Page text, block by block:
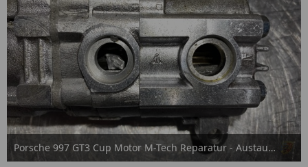
Porsche 997 GT3 Cup Motor M-Tech Reparatur - Austausch
15. September 2025